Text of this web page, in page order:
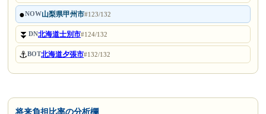
●NOW山梨県甲州市#123/132
⏬DN北海道士別市#124/132
⚓BOT北海道夕張市#132/132
将来負担比率の分析欄